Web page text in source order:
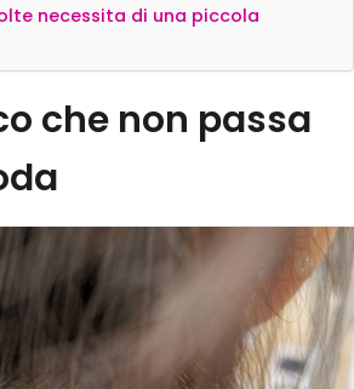
necessita di una piccola
che non passa